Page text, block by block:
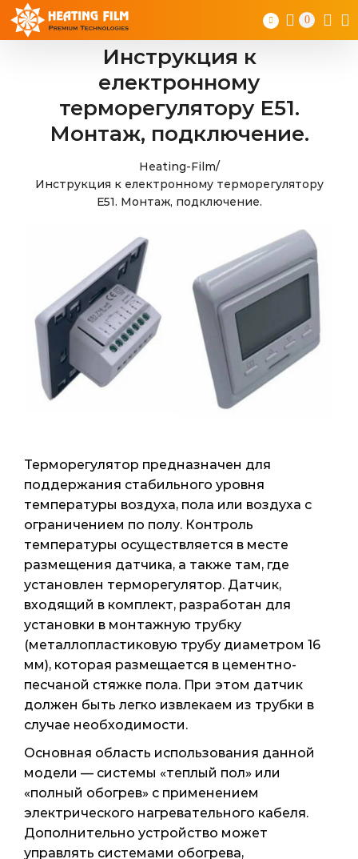
Skip
0
Инструкция к
електронному
терморегулятору Е51.
Монтаж, подключение.
Heating-Film/
Инструкция к електронному терморегулятору
Е51. Монтаж, подключение.
Терморегулятор предназначен для
поддержания стабильного уровня
температуры воздуха, пола или воздуха с
ограничением по полу. Контроль
температуры осуществляется в месте
размещения датчика, а также там, где
установлен терморегулятор. Датчик,
входящий в комплект, разработан для
установки в монтажную трубку
(металлопластиковую трубу диаметром 16
мм), которая размещается в цементно-
песчаной стяжке пола. При этом датчик
должен быть легко извлекаем из трубки в
случае необходимости.
Основная область использования данной
модели — системы «теплый пол» или
«полный обогрев» с применением
электрического нагревательного кабеля.
Дополнительно устройство может
управлять системами обогрева,